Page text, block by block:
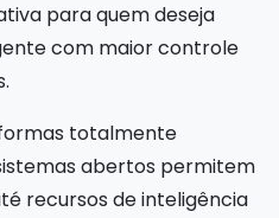
para quem deseja
com maior controle
totalmente
abertos permitem
recursos de inteligência